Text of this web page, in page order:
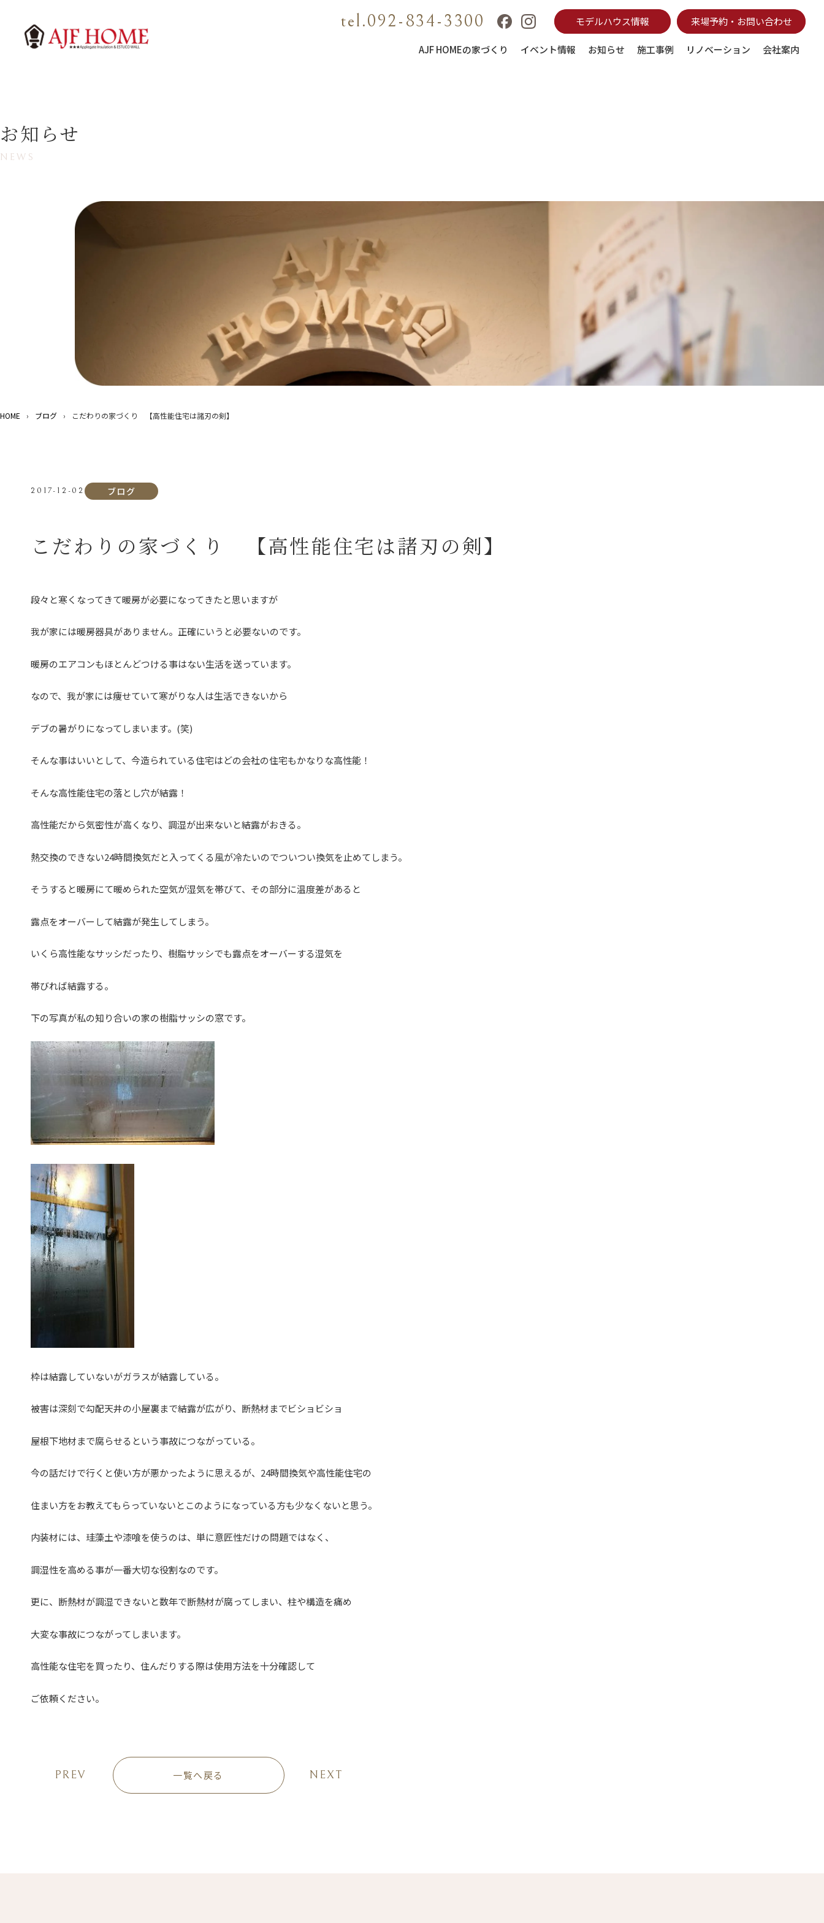
tel.092-834-3300 モデルハウス情報 来場予約・お問い合わせ
AJF HOMEの家づくり イベント情報 お知らせ 施工事例 リノベーション 会社案内
お知らせ
NEWS
HOME › ブログ › こだわりの家づくり 【高性能住宅は諸刃の剣】
2017-12-02 ブログ
こだわりの家づくり 【高性能住宅は諸刃の剣】
段々と寒くなってきて暖房が必要になってきたと思いますが
我が家には暖房器具がありません。正確にいうと必要ないのです。
暖房のエアコンもほとんどつける事はない生活を送っています。
なので、我が家には痩せていて寒がりな人は生活できないから
デブの暑がりになってしまいます。(笑)
そんな事はいいとして、今造られている住宅はどの会社の住宅もかなりな高性能！
そんな高性能住宅の落とし穴が結露！
高性能だから気密性が高くなり、調湿が出来ないと結露がおきる。
熱交換のできない24時間換気だと入ってくる風が冷たいのでついつい換気を止めてしまう。
そうすると暖房にて暖められた空気が湿気を帯びて、その部分に温度差があると
露点をオーバーして結露が発生してしまう。
いくら高性能なサッシだったり、樹脂サッシでも露点をオーバーする湿気を
帯びれば結露する。
下の写真が私の知り合いの家の樹脂サッシの窓です。
枠は結露していないがガラスが結露している。
被害は深刻で勾配天井の小屋裏まで結露が広がり、断熱材までビショビショ
屋根下地材まで腐らせるという事故につながっている。
今の話だけで行くと使い方が悪かったように思えるが、24時間換気や高性能住宅の
住まい方をお教えてもらっていないとこのようになっている方も少なくないと思う。
内装材には、珪藻土や漆喰を使うのは、単に意匠性だけの問題ではなく、
調湿性を高める事が一番大切な役割なのです。
更に、断熱材が調湿できないと数年で断熱材が腐ってしまい、柱や構造を痛め
大変な事故につながってしまいます。
高性能な住宅を買ったり、住んだりする際は使用方法を十分確認して
ご依頼ください。
PREV 一覧へ戻る NEXT